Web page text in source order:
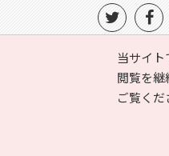
当サイ
閲覧を継
ご覧くだ